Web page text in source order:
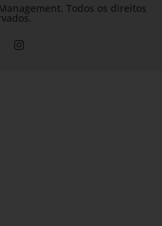
Todos os direitos